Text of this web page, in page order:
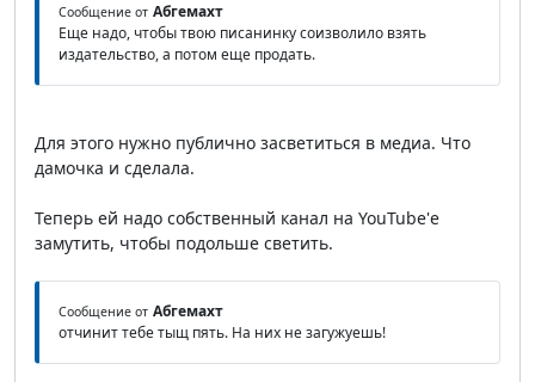
Сообщение от Абгемахт
Еще надо, чтобы твою писанинку соизволило взять
издательство, а потом еще продать.
Для этого нужно публично засветиться в медиа. Что
дамочка и сделала.
Теперь ей надо собственный канал на YouTube'е
замутить, чтобы подольше светить.
Сообщение от Абгемахт
отчинит тебе тыщ пять. На них не загужуешь!